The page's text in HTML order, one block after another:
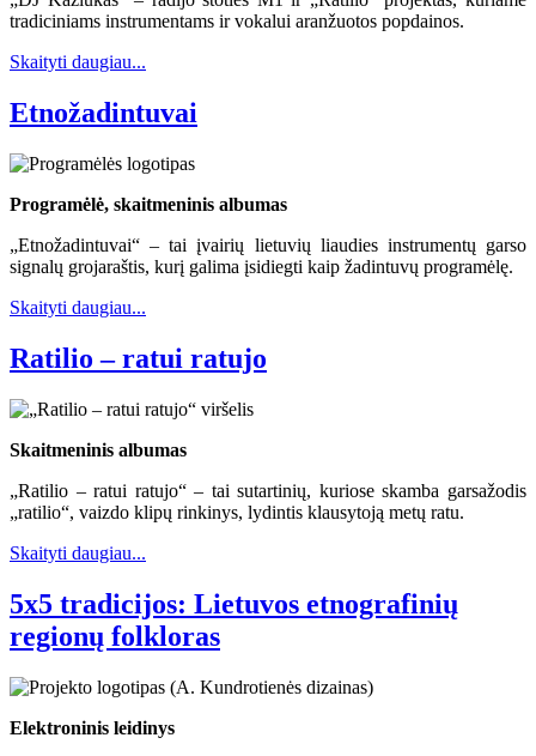
tradiciniams instrumentams ir vokalui aranžuotos popdainos.
Skaityti daugiau...
Etnožadintuvai
Programėlė, skaitmeninis albumas
„Etnožadintuvai“ – tai įvairių lietuvių liaudies instrumentų garso
signalų grojaraštis, kurį galima įsidiegti kaip žadintuvų programėlę.
Skaityti daugiau...
Ratilio – ratui ratujo
Skaitmeninis albumas
„Ratilio – ratui ratujo“ – tai sutartinių, kuriose skamba garsažodis
„ratilio“, vaizdo klipų rinkinys, lydintis klausytoją metų ratu.
Skaityti daugiau...
5x5 tradicijos: Lietuvos etnografinių
regionų folkloras
Elektroninis leidinys